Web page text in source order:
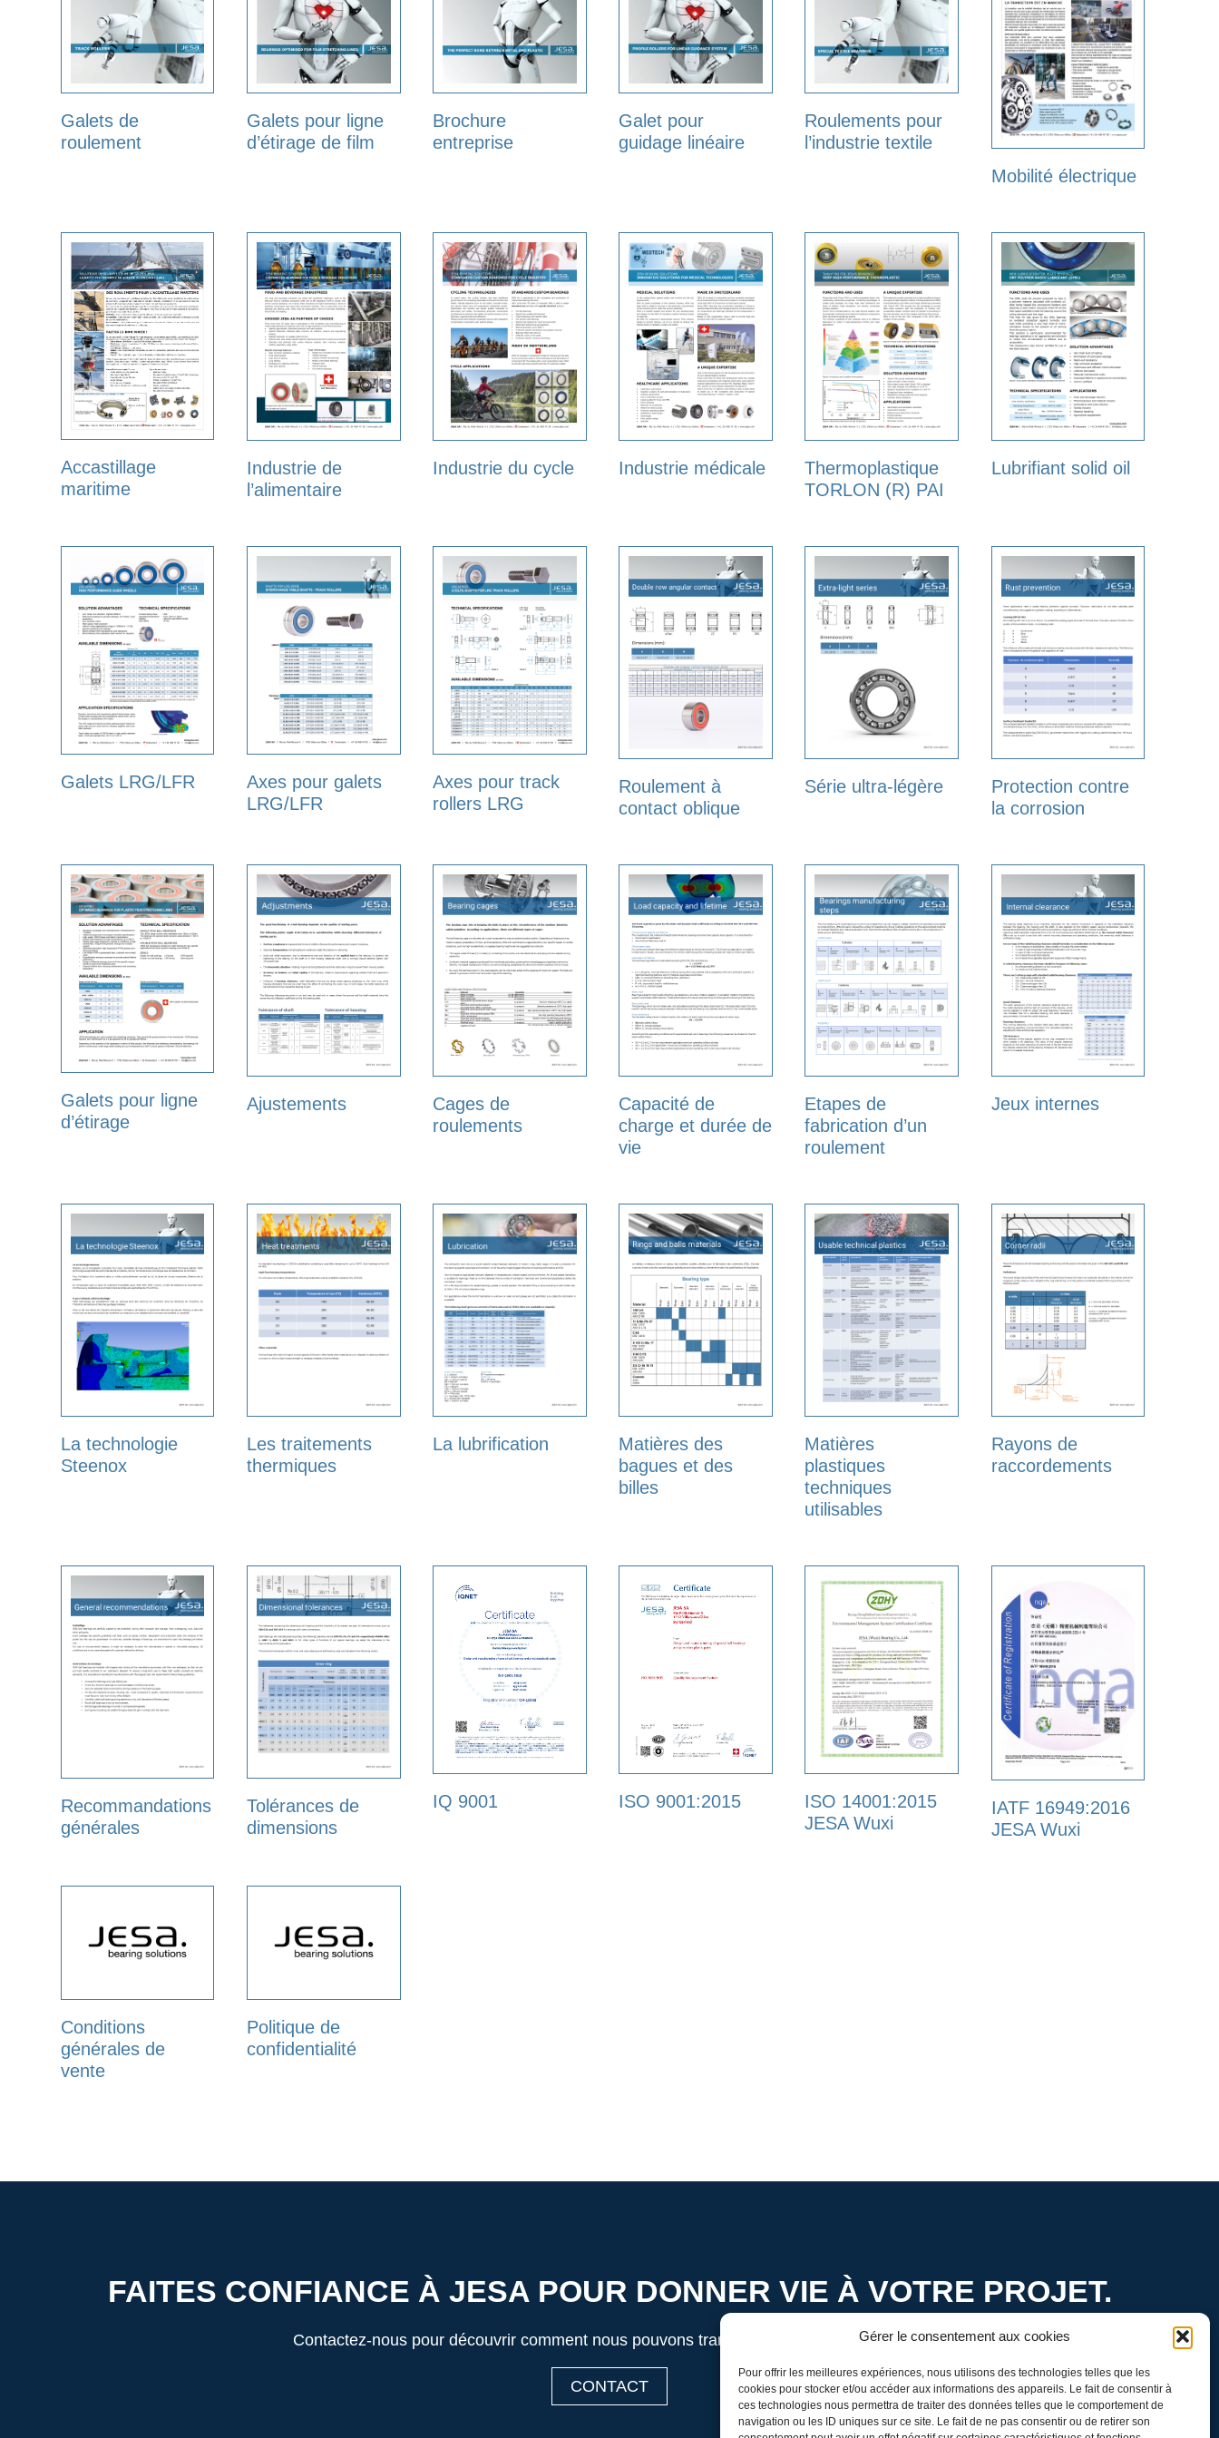
Gérer le consentement aux cookies
Pour offrir les meilleures expériences, nous utilisons des technologies telles que les
cookies pour stocker et/ou accéder aux informations des appareils. Le fait de consentir à
ces technologies nous permettra de traiter des données telles que le comportement de
navigation ou les ID uniques sur ce site. Le fait de ne pas consentir ou de retirer son
Galets de
roulement
Galets pour ligne
d’étirage de film
Brochure
entreprise
Galet pour
guidage linéaire
Roulements pour
l’industrie textile
Mobilité électrique
Accastillage
maritime
Industrie de
l’alimentaire
Industrie du cycle Industrie médicale
Thermoplastique
TORLON (R) PAI
Lubrifiant solid oil
Galets LRG/LFR
Axes pour galets
LRG/LFR
Axes pour track
rollers LRG
Roulement à
contact oblique
Série ultra-légère
Protection contre
la corrosion
Galets pour ligne
d’étirage
Ajustements
Cages de
roulements
Capacité de
charge et durée de
vie
Etapes de
fabrication d’un
roulement
Jeux internes
La technologie
Steenox
Les traitements
thermiques
La lubrification
Matières des
bagues et des
billes
Matières
plastiques
techniques
utilisables
Rayons de
raccordements
Recommandations
générales
Tolérances de
dimensions
IQ 9001 ISO 9001:2015
ISO 14001:2015
JESA Wuxi
IATF 16949:2016
JESA Wuxi
Conditions
générales de
vente
Politique de
confidentialité
FAITES CONFIANCE À JESA POUR DONNER VIE À VOTRE PROJET.
Contactez-nous pour découvrir comment nous pouvons transformer vos idées en réalité
CONTACT